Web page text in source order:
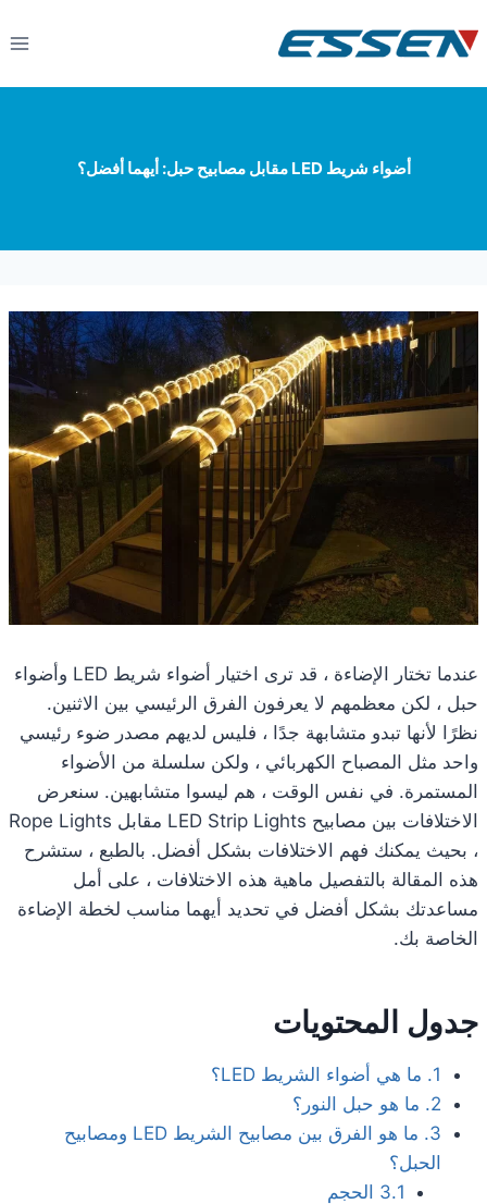
أضواء شريط LED مقابل مصابيح حبل: أيهما أفضل؟
عندما تختار الإضاءة ، قد ترى اختيار أضواء شريط LED وأضواء
حبل ، لكن معظمهم لا يعرفون الفرق الرئيسي بين الاثنين.
نظرًا لأنها تبدو متشابهة جدًا ، فليس لديهم مصدر ضوء رئيسي
واحد مثل المصباح الكهربائي ، ولكن سلسلة من الأضواء
المستمرة. في نفس الوقت ، هم ليسوا متشابهين. سنعرض
الاختلافات بين مصابيح LED Strip Lights مقابل Rope Lights
، بحيث يمكنك فهم الاختلافات بشكل أفضل. بالطبع ، ستشرح
هذه المقالة بالتفصيل ماهية هذه الاختلافات ، على أمل
مساعدتك بشكل أفضل في تحديد أيهما مناسب لخطة الإضاءة
الخاصة بك.
جدول المحتويات
1. ما هي أضواء الشريط LED؟
2. ما هو حبل النور؟
3. ما هو الفرق بين مصابيح الشريط LED ومصابيح
الحبل؟
3.1 الحجم